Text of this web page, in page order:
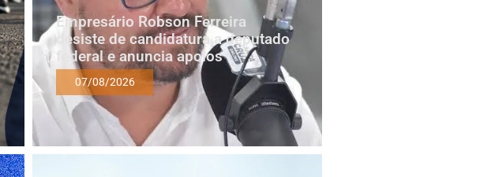
Empresário Robson Ferreira
desiste de candidatura a deputado
federal e anuncia apoios
07/08/2026